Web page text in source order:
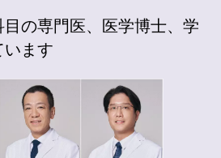
の専門医、医学博士、学
います